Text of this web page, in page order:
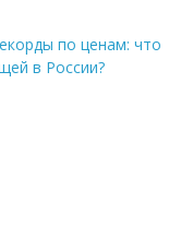
по ценам: что
в России?